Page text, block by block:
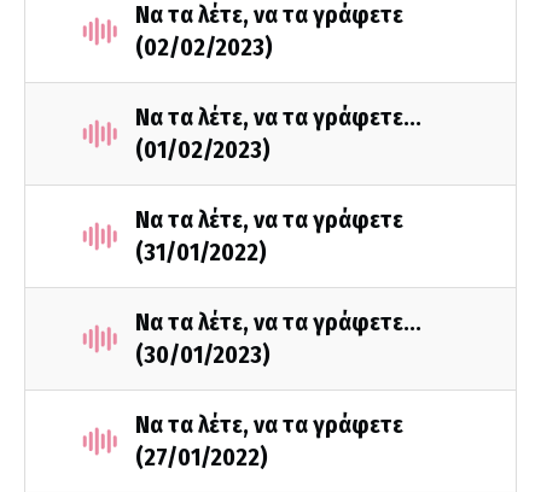
Να τα λέτε, να τα γράφετε
(02/02/2023)
Να τα λέτε, να τα γράφετε...
(01/02/2023)
Να τα λέτε, να τα γράφετε
(31/01/2022)
Να τα λέτε, να τα γράφετε...
(30/01/2023)
Να τα λέτε, να τα γράφετε
(27/01/2022)